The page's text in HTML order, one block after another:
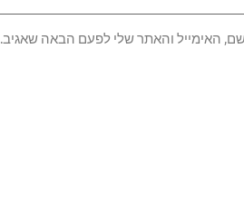
האימייל והאתר שלי לפעם הבאה שאגיב.